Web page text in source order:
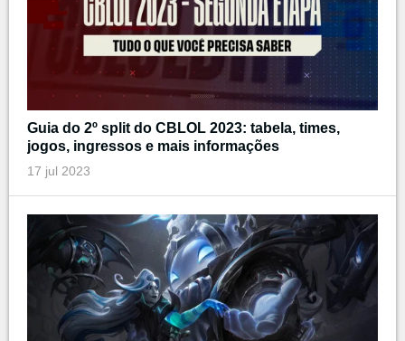
Guia do 2º split do CBLOL 2023: tabela, times,
jogos, ingressos e mais informações
17 jul 2023